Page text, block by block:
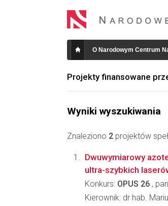
O Narodowym Centrum
Projekty finansowane
Wyniki wyszukiwania
Znaleziono 2 projektów
Dwuwymiarowy
ultra-szybkich
Konkurs: OPUS 26 ,
Kierownik: dr hab.